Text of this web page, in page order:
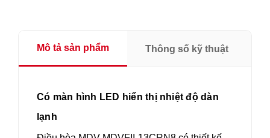
Mô tả sản phẩm Thông số kỹ thuật
Có màn hình LED hiển thị nhiệt độ dàn
lạnh